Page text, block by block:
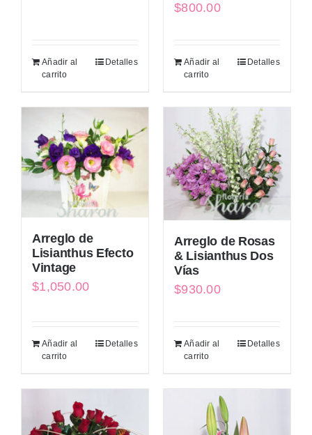
Añadir al
carrito
Detalles
$800.00
Añadir al
carrito
Detalles
Arreglo de
Lisianthus Efecto
Vintage
$1,050.00
Añadir al
carrito
Detalles
Arreglo de Rosas
& Lisianthus Dos
Vías
$930.00
Añadir al
carrito
Detalles